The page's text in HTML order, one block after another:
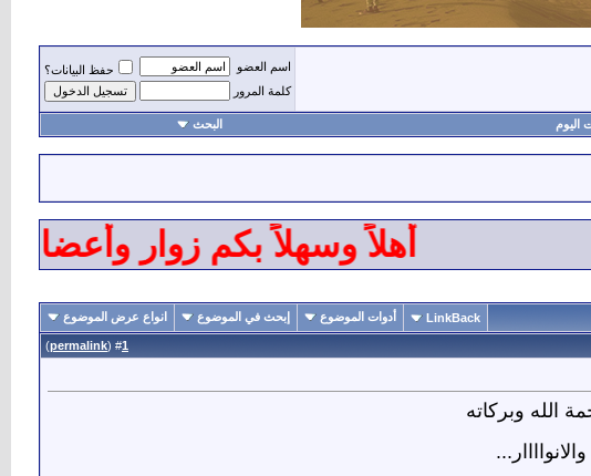
اسم العضو
حفظ البيانات؟
كلمة المرور
اليوم البحث
أهلاً وسهلاً بكم زوار وأعضاء
LinkBack أدوات الموضوع إبحث في الموضوع انواع عرض الموضوع
1
(
permalink
)
الله وبركاته